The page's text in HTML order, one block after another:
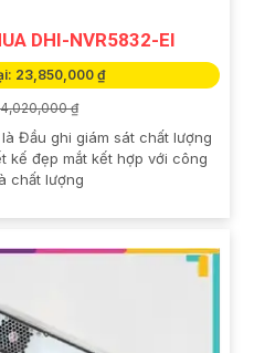
DHI-NVR5832-EI
23,850,000 ₫
₫
Đầu ghi giám sát chất lượng
kế đẹp mắt kết hợp với công
chất lượng